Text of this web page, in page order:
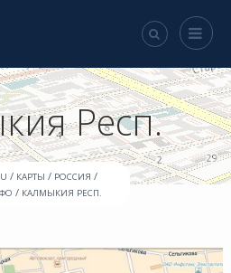
Респ.
/ КАРТЫ / РОССИЯ /
/ КАЛМЫКИЯ РЕСП.